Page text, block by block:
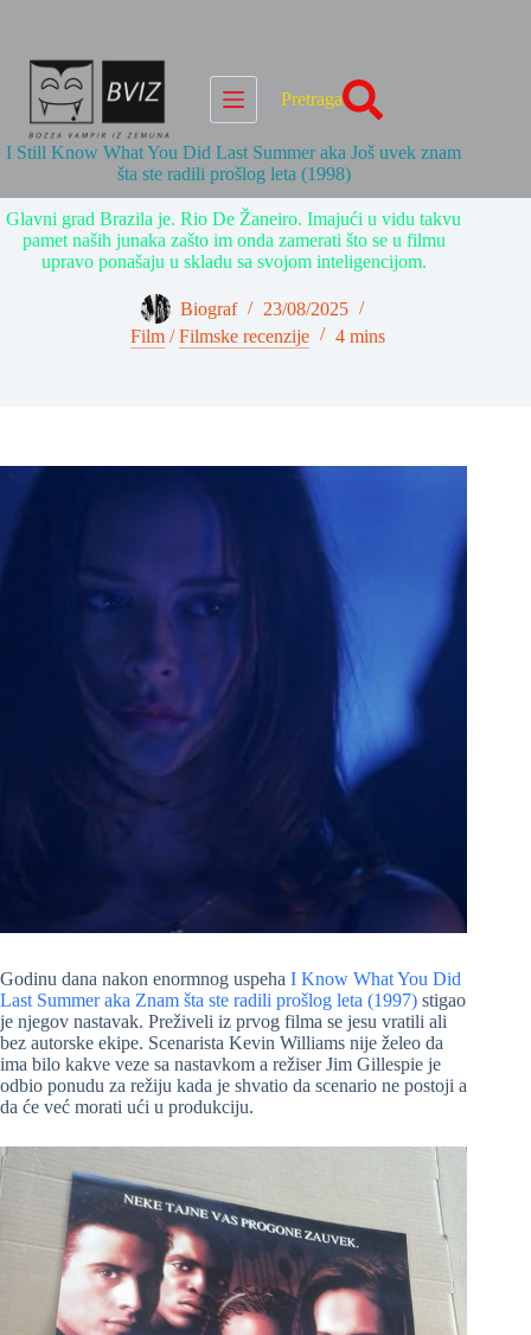
Pretraga
I Still Know What You Did Last Summer aka Još uvek znam
šta ste radili prošlog leta (1998)
Glavni grad Brazila je. Rio De Žaneiro. Imajući u vidu takvu
pamet naših junaka zašto im onda zamerati što se u filmu
upravo ponašaju u skladu sa svojom inteligencijom.
Biograf
23/08/2025
Film/Filmske recenzije 4 mins
Godinu dana nakon enormnog uspeha I Know What You Did
Last Summer aka Znam šta ste radili prošlog leta (1997) stigao
je njegov nastavak. Preživeli iz prvog filma se jesu vratili ali
bez autorske ekipe. Scenarista Kevin Williams nije želeo da
ima bilo kakve veze sa nastavkom a režiser Jim Gillespie je
odbio ponudu za režiju kada je shvatio da scenario ne postoji a
da će već morati ući u produkciju.